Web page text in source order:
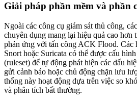
Giải pháp phần mềm và phần
Ngoài các công cụ giám sát thủ công,
chuyên dụng mang lại hiệu quả cao hơn
phản ứng với tấn công ACK Flood. Các
Snort hoặc Suricata có thể được cấu
(ruleset) để tự động phát hiện các dấu
gửi cảnh báo hoặc chủ động chặn lưu
thống này hoạt động dựa trên việc so
và phân tích bất thường.